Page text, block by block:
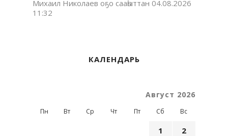
Михаил Николаев оҕо сааһыттан 04.08.2026
11:32
КАЛЕНДАРЬ
Август 2026
Пн Вт Ср Чт Пт Сб Вс
1
2